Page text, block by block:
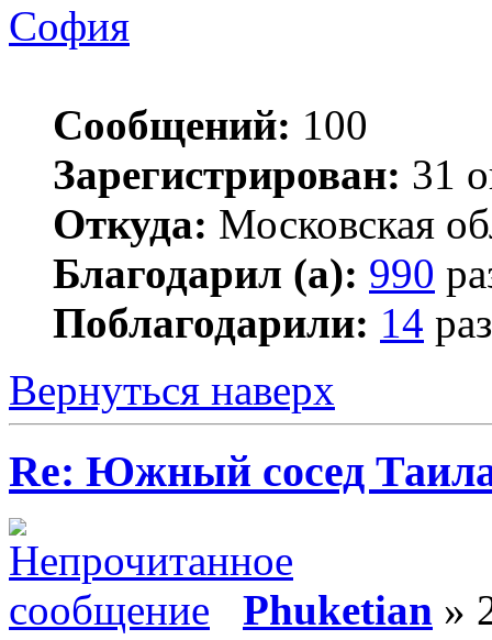
София
Сообщений: 100
Зарегистрирован: 31
Откуда: Московская
Благодарил (а): 990
Поблагодарили: 14
Вернуться наверх
Re: Южный сосед
Phuketian »